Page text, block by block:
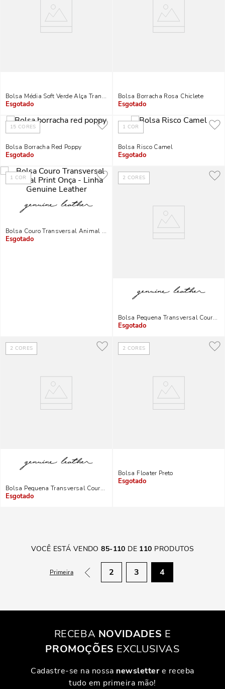
Bolsa Média Soft Verde Alça Transversal
Indisponível
Bolsa Borracha Rosa Chiclete
Indisponível
15 CORES
Bolsa Borracha Red Poppy
Indisponível
1 COR
Bolsa Risco Camel
Indisponível
1 COR
Bolsa Couro Transversal Animal Print Onça - Linha Genuine Leather
Indisponível
2 CORES
Bolsa Pequena Transversal Couro
Indisponível
2 CORES
Bolsa Pequena Transversal Couro Floater Preta - Linha Genuine Leather
Indisponível
2 CORES
Bolsa Floater Preto
Indisponível
VOCÊ ESTÁ VENDO 85-110 DE 110 PRODUTOS
Primeira 2 3 4
RECEBA NOVIDADES E
PROMOÇÕES EXCLUSIVAS
Cadastre-se na nossa newslettere receba
tudo em primeira mão!